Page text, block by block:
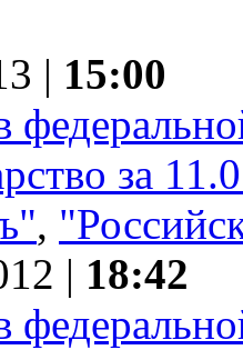
| 15:00
за
,
| 18:42